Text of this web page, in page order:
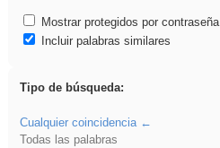
Mostrar protegidos por contraseña
Incluir palabras similares
Tipo de búsqueda:
Cualquier coincidencia
Todas las palabras